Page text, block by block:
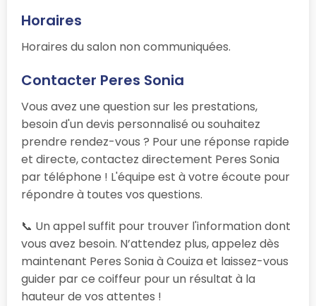
Horaires
Horaires du salon non communiquées.
Contacter Peres Sonia
Vous avez une question sur les prestations,
besoin d'un devis personnalisé ou souhaitez
prendre rendez-vous ? Pour une réponse rapide
et directe, contactez directement Peres Sonia
par téléphone ! L'équipe est à votre écoute pour
répondre à toutes vos questions.
📞 Un appel suffit pour trouver l'information dont
vous avez besoin. N’attendez plus, appelez dès
maintenant Peres Sonia à Couiza et laissez-vous
guider par ce coiffeur pour un résultat à la
hauteur de vos attentes !